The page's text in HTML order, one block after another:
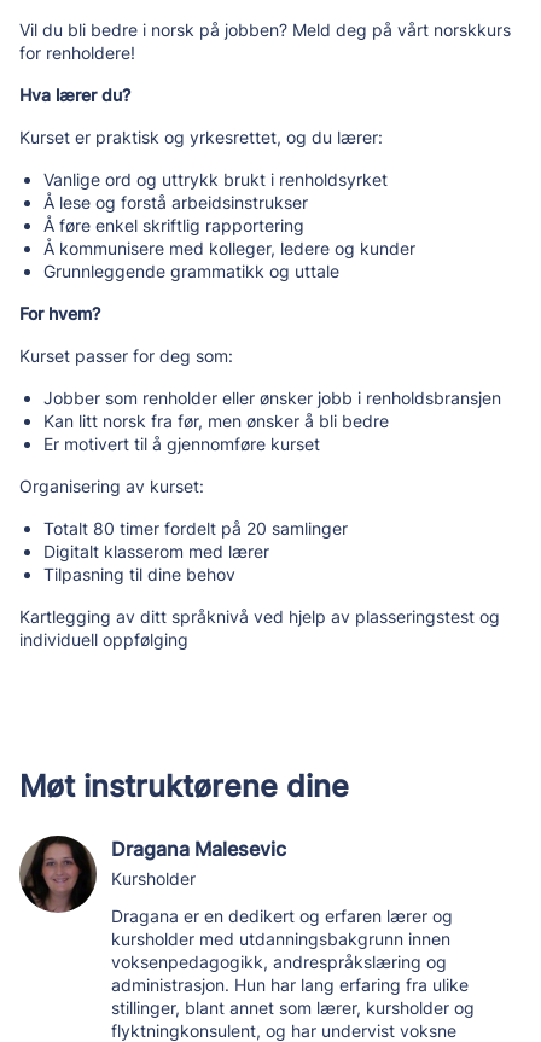
Vil du bli bedre i norsk på jobben? Meld deg på vårt norskkurs
for renholdere!
Hva lærer du?
Kurset er praktisk og yrkesrettet, og du lærer:
Vanlige ord og uttrykk brukt i renholdsyrket
Å lese og forstå arbeidsinstrukser
Å føre enkel skriftlig rapportering
Å kommunisere med kolleger, ledere og kunder
Grunnleggende grammatikk og uttale
For hvem?
Kurset passer for deg som:
Jobber som renholder eller ønsker jobb i renholdsbransjen
Kan litt norsk fra før, men ønsker å bli bedre
Er motivert til å gjennomføre kurset
Organisering av kurset:
Totalt 80 timer fordelt på 20 samlinger
Digitalt klasserom med lærer
Tilpasning til dine behov
Kartlegging av ditt språknivå ved hjelp av plasseringstest og
individuell oppfølging
Møt instruktørene dine
Dragana Malesevic
Kursholder
Dragana er en dedikert og erfaren lærer og
kursholder med utdanningsbakgrunn innen
voksenpedagogikk, andrespråkslæring og
administrasjon. Hun har lang erfaring fra ulike
stillinger, blant annet som lærer, kursholder og
flyktningkonsulent, og har undervist voksne